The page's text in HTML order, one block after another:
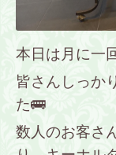
本日は月に一
皆さんしっか
た🚌
数人のお客さ